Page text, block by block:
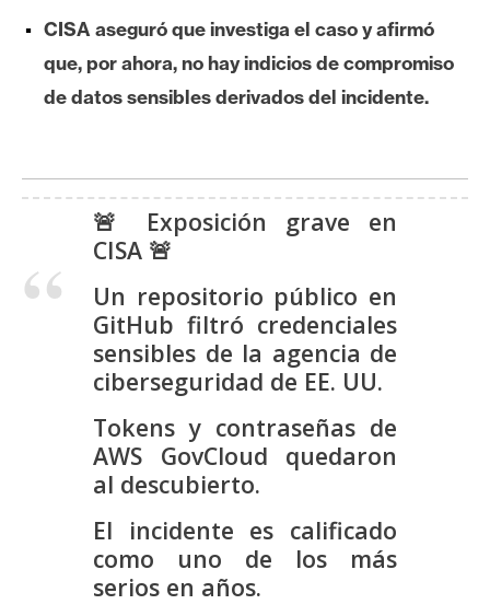
A
n
á
l
i
CISA aseguró que investiga el caso y afirmó
que, por ahora, no hay indicios de compromiso
de datos sensibles derivados del incidente.
🚨 Exposición grave en
CISA 🚨
Un repositorio público en
GitHub filtró credenciales
sensibles de la agencia de
ciberseguridad de EE. UU.
Tokens y contraseñas de
AWS GovCloud quedaron
al descubierto.
El incidente es calificado
como uno de los más
serios en años.